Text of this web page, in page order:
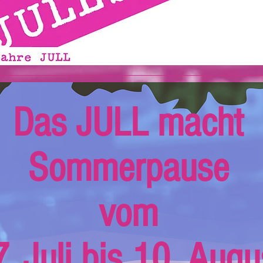
Das JULL macht
Sommerpause
vom